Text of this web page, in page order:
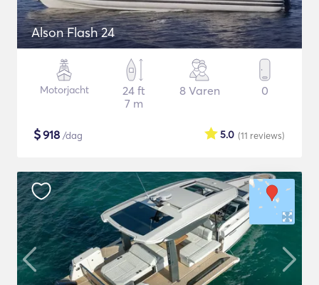
Alson Flash 24
Motorjacht
24 ft
7 m
8 Varen 0
$918 /dag (11 reviews)
5.0